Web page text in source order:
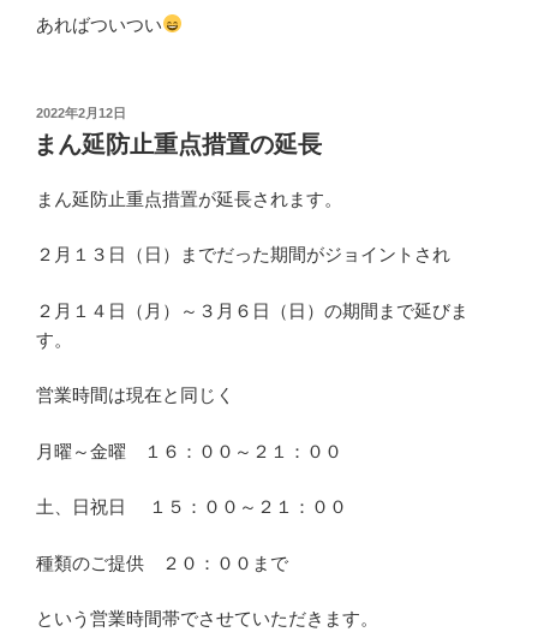
あればついつい
投
稿
日:
2022年2月12日
まん延防止重点措置の延長
まん延防止重点措置が延長されます。
２月１３日（日）までだった期間がジョイントされ
２月１４日（月）～３月６日（日）の期間まで延びま
す。
営業時間は現在と同じく
月曜～金曜 １６：００～２１：００
土、日祝日 １５：００～２１：００
種類のご提供 ２０：００まで
という営業時間帯でさせていただきます。